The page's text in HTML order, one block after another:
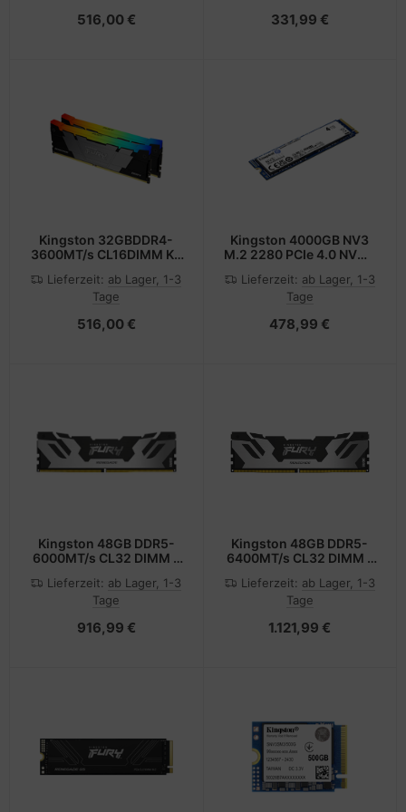
516,00 € 331,99 €
Kingston 32GBDDR4-
3600MT/s CL16DIMM Kit
Lieferzeit: ab Lager, 1-3
Tage
516,00 €
Kingston 4000GB NV3
M.2 2280 PCIe 4.0 NVMe
Lieferzeit: ab Lager, 1-3
Tage
478,99 €
Kingston 48GB DDR5-
6000MT/s CL32 DIMM -
Lieferzeit: ab Lager, 1-3
Tage
916,99 €
Kingston 48GB DDR5-
6400MT/s CL32 DIMM -
Lieferzeit: ab Lager, 1-3
Tage
1.121,99 €